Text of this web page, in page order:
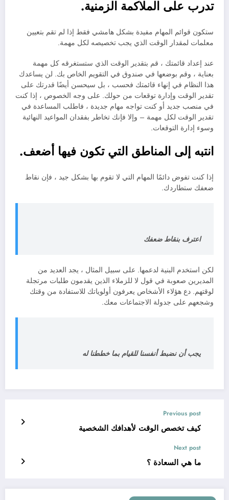
تدرب على الملاكمة الزمنية.
ستكون قوائم المهام مفيدة بشكل هامشي فقط إذا لم تقم بتعيين
معلمات لمقدار الوقت الذي يجب تخصيصه لكل مهمة.
عند إعداد قائمتك ، قم بتقدير الوقت الذي ستستغرقه كل مهمة
بعناية ، وقم بوضعها في صندوق في التقويم الخاص بك. لن يساعدك
هذا النظام في إنهاء قائمتك فحسب ، بل سيحسن أيضًا قدرتك على
تقدير الوقت وإدارة توقعات من حولك. على وجه الخصوص ، إذا كنت
في منصب جديد أو كنت تواجه مهام جديدة ، فاطلب المساعدة في
تقدير الوقت لكل مهمة – وإلا فإنك تخاطر بفقدان المواعيد النهائية
وسوء إدارة التوقعات.
انتبه إلى المناطق التي تكون فيها أضعف.
إذا كنت تفوض دائمًا المهام التي لا تقوم بها بشكل جيد ، فإن نقاط
ضعفك ستطاردك.
اعترف بنقاط ضعفك
لكن استخدم البنية لدعمها. على سبيل المثال ، يجد العديد من
المديرين صعوبة في قول لا للزملاء الذين يقدمون طلبات مرتجلة
لوقتهم. دع هؤلاء الأشخاص يعرفون أولوياتك للاستفادة من وقتك
وشجعهم على جدولة الاجتماعات معك.
يجب أن نضبط أنفسنا للقيام بما خططنا له
Previous post
كيف تخصص الوقت لأهدافك الشخصية
Next post
ما هي السعادة ؟